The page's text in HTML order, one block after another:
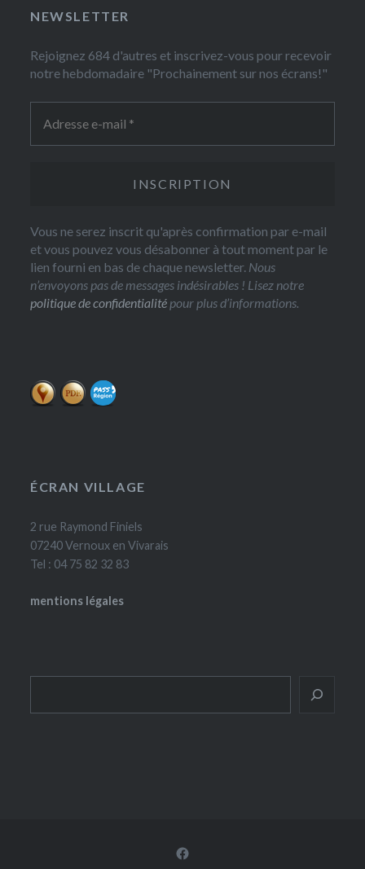
NEWSLETTER
Rejoignez 684 d'autres et inscrivez-vous pour recevoir
notre hebdomadaire "Prochainement sur nos écrans!"
Vous ne serez inscrit qu'après confirmation par e-mail
et vous pouvez vous désabonner à tout moment par le
lien fourni en bas de chaque newsletter. Nous
n’envoyons pas de messages indésirables ! Lisez notre
politique de confidentialité pour plus d’informations.
ÉCRAN VILLAGE
2 rue Raymond Finiels
07240 Vernoux en Vivarais
Tel : 04 75 82 32 83
mentions légales
Facebook